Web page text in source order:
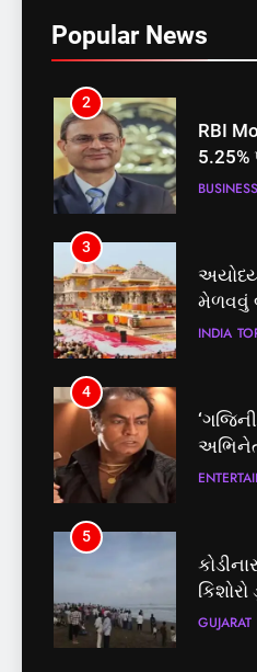
Popular News
બેઠક
માટે
INDIA
2
RBI
5.25%
BUSINESS
3
મેળવવું
તત્કાલ
INDIA
4
વર્ષની
5
લાપતા
GUJARAT